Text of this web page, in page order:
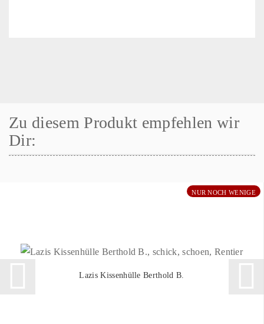
Zu diesem Produkt empfehlen wir
Dir:
NUR NOCH WENIGE
Lazis Kissenhülle Berthold B.